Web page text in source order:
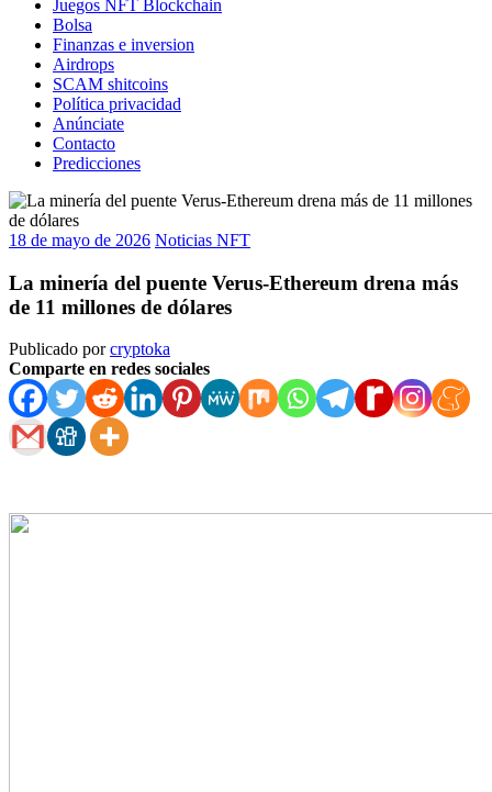
Juegos NFT Blockchain
Bolsa
Finanzas e inversion
Airdrops
SCAM shitcoins
Política privacidad
Anúnciate
Contacto
Predicciones
18 de mayo de 2026 Noticias NFT
La minería del puente Verus-Ethereum drena más
de 11 millones de dólares
Publicado porcryptoka
Comparte en redes sociales